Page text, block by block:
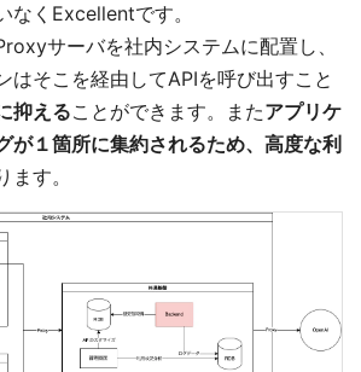
なくExcellentです。
サーバを社内システムに配置し、
はそこを経由してAPIを呼び出すこと
抑えることができます。またアプリケ
が１箇所に集約されるため、高度な利
ます。